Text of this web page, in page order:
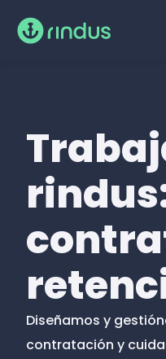
Diseñamos y
contratación y